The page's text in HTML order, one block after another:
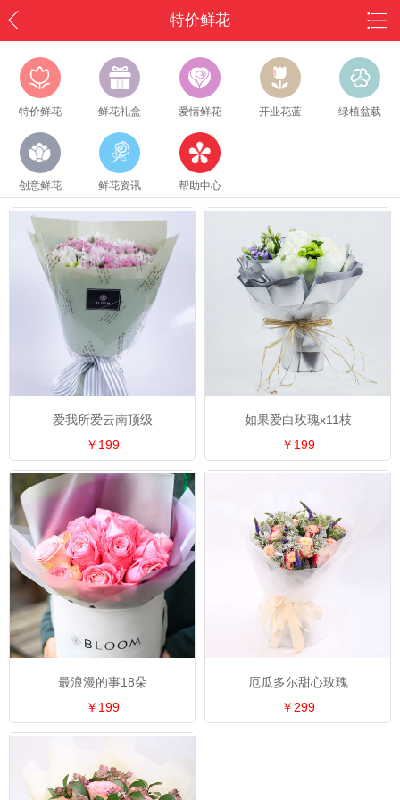
特价鲜花
特价鲜花 鲜花礼盒 爱情鲜花 开业花蓝 绿植盆载
创意鲜花 鲜花资讯 帮助中心
爱我所爱云南顶级
￥199
如果爱白玫瑰x11枝
￥199
最浪漫的事18朵
￥199
厄瓜多尔甜心玫瑰
￥299